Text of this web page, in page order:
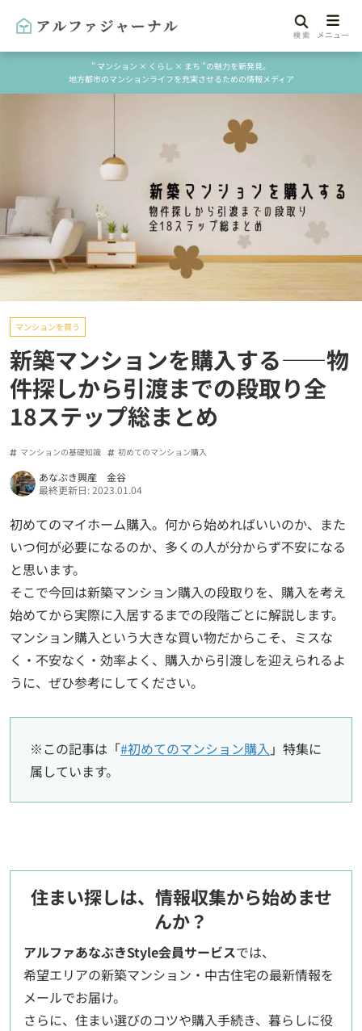
" マンション × くらし × まち "の魅力を新発見。
地方都市のマンションライフを充実させるための情報メディア
マンションを買う
新築マンションを購入する——物
件探しから引渡までの段取り全
18ステップ総まとめ
マンションの基礎知識 初めてのマンション購入
あなぶき興産 金谷
最終更新日: 2023.01.04
初めてのマイホーム購入。何から始めればいいのか、また
いつ何が必要になるのか、多くの人が分からず不安になる
と思います。
そこで今回は新築マンション購入の段取りを、購入を考え
始めてから実際に入居するまでの段階ごとに解説します。
マンション購入という大きな買い物だからこそ、ミスな
く・不安なく・効率よく、購入から引渡しを迎えられるよ
うに、ぜひ参考にしてください。
※この記事は「#初めてのマンション購入 」特集に
属しています。
住まい探しは、情報収集から始めませ
んか？
アルファあなぶきStyle会員サービスでは、
希望エリアの新築マンション・中古住宅の最新情報を
メールでお届け。
さらに、住まい選びのコツや購入手続き、暮らしに役